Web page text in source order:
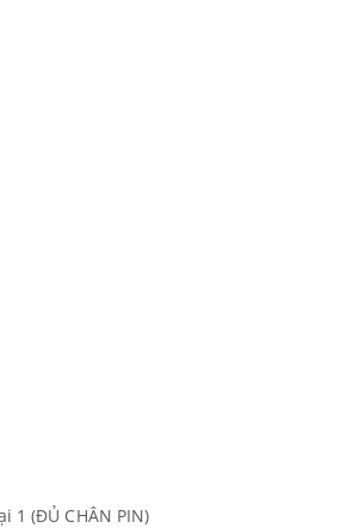
1 (ĐỦ CHÂN PIN)